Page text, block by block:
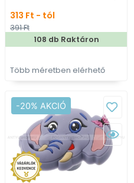
fém fogantyú
313 Ft - tól
391 Ft
108 db Raktáron
Több méretben elérhető
-20% AKCIÓ